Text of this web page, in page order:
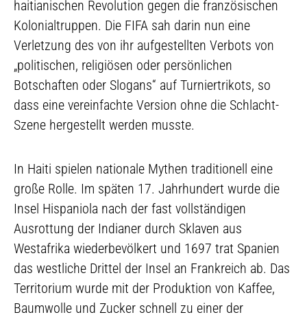
haitianischen Revolution gegen die französischen
Kolonialtruppen. Die FIFA sah darin nun eine
Verletzung des von ihr aufgestellten Verbots von
„politischen, religiösen oder persönlichen
Botschaften oder Slogans“ auf Turniertrikots, so
dass eine vereinfachte Version ohne die Schlacht-
Szene hergestellt werden musste.
In Haiti spielen nationale Mythen traditionell eine
große Rolle. Im späten 17. Jahrhundert wurde die
Insel Hispaniola nach der fast vollständigen
Ausrottung der Indianer durch Sklaven aus
Westafrika wiederbevölkert und 1697 trat Spanien
das westliche Drittel der Insel an Frankreich ab. Das
Territorium wurde mit der Produktion von Kaffee,
Baumwolle und Zucker schnell zu einer der